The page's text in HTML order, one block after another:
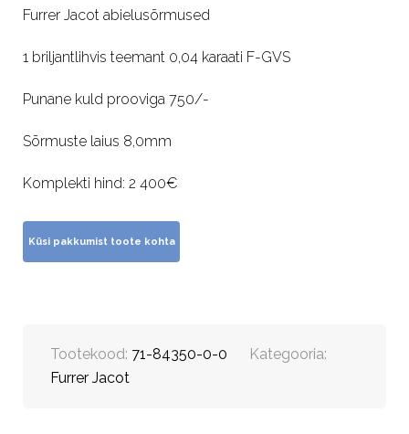
Furrer Jacot abielusõrmused
1 briljantlihvis teemant 0,04 karaati F-GVS
Punane kuld prooviga 750/-
Sõrmuste laius 8,0mm
Komplekti hind: 2 400€
Tootekood: 71-84350-0-0
Kategooria:
Furrer Jacot